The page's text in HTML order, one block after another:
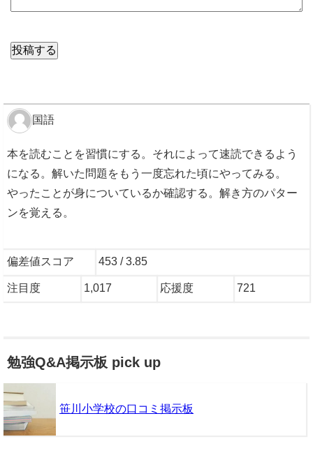
国語
本を読むことを習慣にする。それによって速読できるよう
になる。解いた問題をもう一度忘れた頃にやってみる。
やったことが身についているか確認する。解き方のパター
ンを覚える。
偏差値スコア 453 / 3.85
注目度 1,017 応援度 721
勉強Q&A掲示板 pick up
笹川小学校の口コミ掲示板